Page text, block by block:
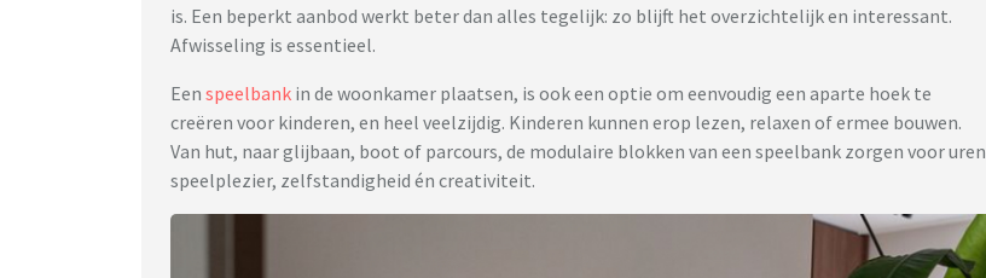
is. Een beperkt aanbod werkt beter dan alles tegelijk: zo blijft het overzichtelijk en interessant.
Afwisseling is essentieel.
Een speelbank in de woonkamer plaatsen, is ook een optie om eenvoudig een aparte hoek te
creëren voor kinderen, en heel veelzijdig. Kinderen kunnen erop lezen, relaxen of ermee bouwen.
Van hut, naar glijbaan, boot of parcours, de modulaire blokken van een speelbank zorgen voor uren
speelplezier, zelfstandigheid én creativiteit.